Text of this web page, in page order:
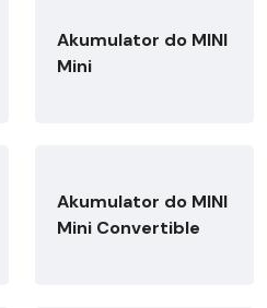
Akumulator do MINI
Mini
Akumulator do MINI
Mini Convertible